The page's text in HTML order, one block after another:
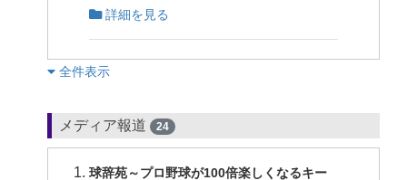
詳細を見る
︎全件表示
メディア報道 24
球辞苑～プロ野球が100倍楽しくなるキー